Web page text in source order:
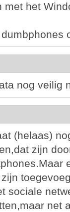
het
nog veilig
(helaas)
zijn
sociale
net